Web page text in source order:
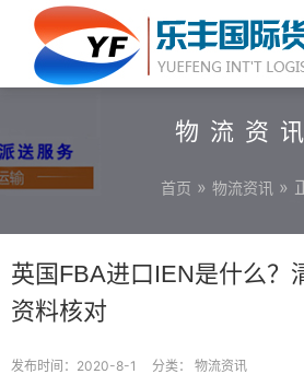
物流资讯
首页 » 物流资讯 »
英国FBA进口IEN是什么？
资料核对
发布时间：2020-8-1 分类： 物流资讯